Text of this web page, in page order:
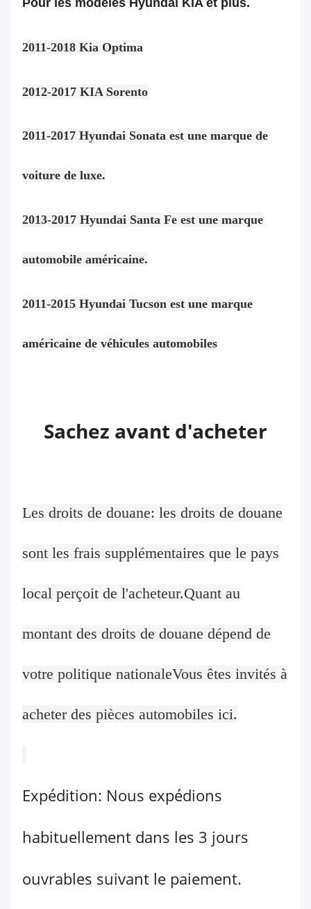
Pour les modèles Hyundai KIA et plus.
2011-2018 Kia Optima
2012-2017 KIA Sorento
2011-2017 Hyundai Sonata est une marque de
voiture de luxe.
2013-2017 Hyundai Santa Fe est une marque
automobile américaine.
2011-2015 Hyundai Tucson est une marque
américaine de véhicules automobiles
Sachez avant d'acheter
Les droits de douane: les droits de douane
sont les frais supplémentaires que le pays
local perçoit de l'acheteur.Quant au
montant des droits de douane dépend de
votre politique nationaleVous êtes invités à
acheter des pièces automobiles ici.
Expédition: Nous expédions
habituellement dans les 3 jours
ouvrables suivant le paiement.